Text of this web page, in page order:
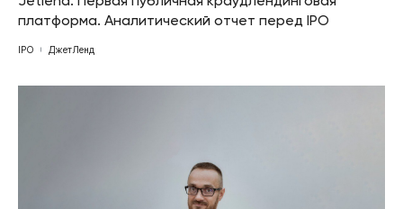
платформа. Аналитический отчет перед IPO
IPO ДжетЛенд